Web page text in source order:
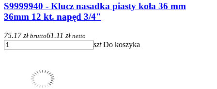
S9999940 - Klucz nasadka piasty koła 36 mm
36mm 12 kt. napęd 3/4"
75.17 zł brutto61.11 zł netto
szt Do koszyka